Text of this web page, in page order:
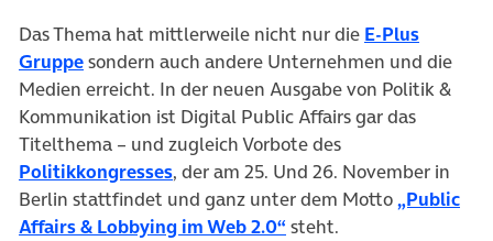
Das Thema hat mittlerweile nicht nur die E-Plus
Gruppe(öffnet in neuem Tab)
sondern auch andere Unternehmen und die
Medien erreicht. In der neuen Ausgabe von Politik &
Kommunikation ist Digital Public Affairs gar das
Titelthema – und zugleich Vorbote des
Politikkongresses(öffnet in neuem Tab)
, der am 25. Und 26. November in
Berlin stattfindet und ganz unter dem Motto„Public
Affairs & Lobbying im Web 2.0“ (öffnet in neuem Tab)
steht.